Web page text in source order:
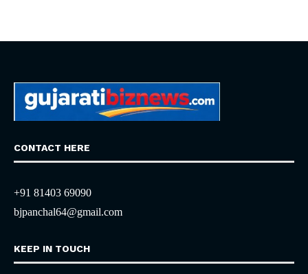
CONTACT HERE
+91 81403 69090
bjpanchal64@gmail.com
KEEP IN TOUCH